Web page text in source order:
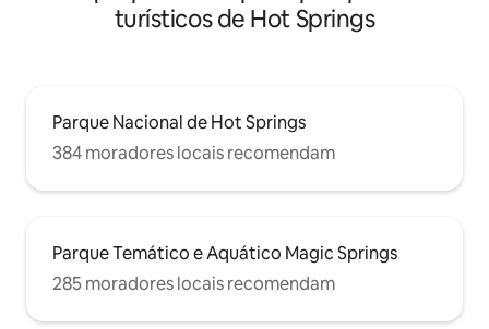
turísticos de Hot Springs
Parque Nacional de Hot Springs
384 moradores locais recomendam
Parque Temático e Aquático Magic Springs
285 moradores locais recomendam